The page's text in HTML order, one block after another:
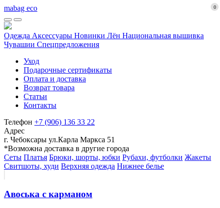
mabag eco
Одежда Аксессуары Новинки Лён Национальная вышивка
Чувашии Спецпредложения
Уход
Подарочные сертификаты
Оплата и доставка
Возврат товара
Статьи
Контакты
Телефон +7 (906) 136 33 22
Адрес
г. Чебоксары ул.Карла Маркса 51
*Возможна доставка в другие города
Сеты Платья Брюки, шорты, юбки Рубахи, футболки Жакеты
Свитшоты, худи Верхняя одежда Нижнее белье
Авоська с карманом
0